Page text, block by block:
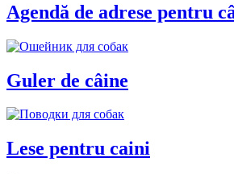
Agendă de adrese pentru
Guler de câine
Lese pentru caini